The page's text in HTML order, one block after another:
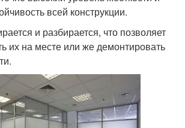
всей конструкции.
и разбирается, что позволяет
их на месте или же демонтировать